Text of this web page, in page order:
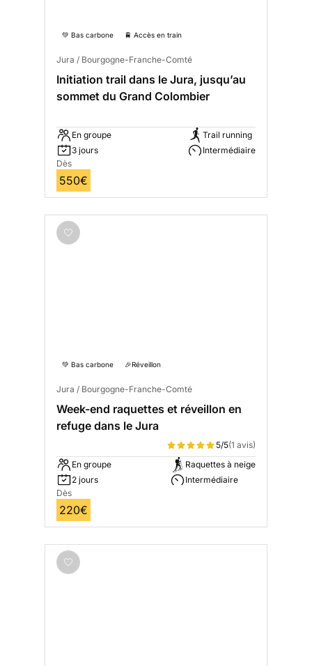
💚 Bas carbone 🚆 Accès en train
Jura / Bourgogne-Franche-Comté
Initiation trail dans le Jura, jusqu’au
sommet du Grand Colombier
En groupe
3 jours
Trail running
Intermédiaire
Dès
550€
💚 Bas carbone 🎉Réveillon
Jura / Bourgogne-Franche-Comté
Week-end raquettes et réveillon en
refuge dans le Jura
5/5(1 avis)
En groupe
2 jours
Raquettes à neige
Intermédiaire
Dès
220€